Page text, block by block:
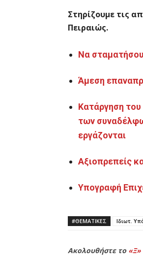
Στηρίζουμε τις
Πειραιώς.
Να
Άμεση
Κατάργηση
των
εργάζονται
Αξιοπρεπείς
Υπογραφή
#ΘΕΜΑΤΙΚΈΣ Ιδιωτ.
Ακολουθήστε το «Ξ»